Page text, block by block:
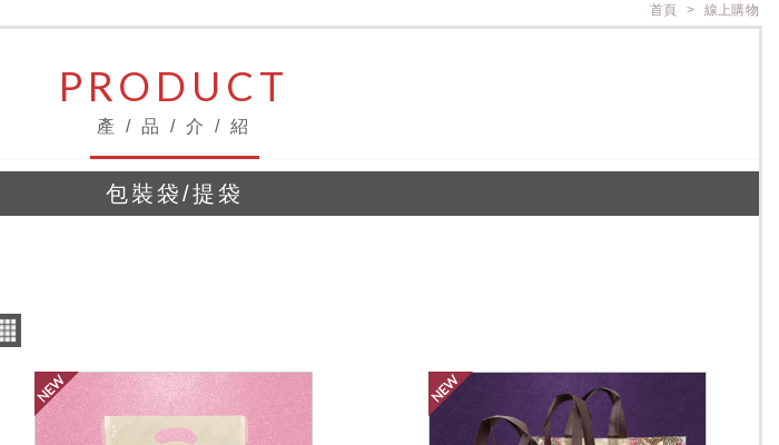
首頁 線上購物
PRODUCT
產 / 品 / 介 / 紹
包裝袋/提袋